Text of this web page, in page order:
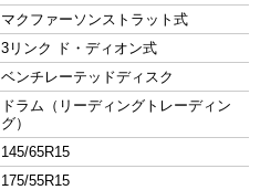
マクファーソンストラット式
3リンク ド・ディオン式
ベンチレーテッドディスク
ドラム（リーディングトレーディン
グ）
145/65R15
175/55R15